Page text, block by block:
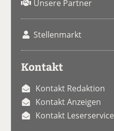
Unsere Partner
Stellenmarkt
Kontakt
Kontakt Redaktion
Kontakt Anzeigen
Kontakt Leserservice